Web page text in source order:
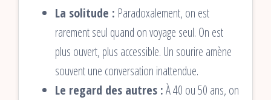
La solitude : Paradoxalement, on est
rarement seul quand on voyage seul. On est
plus ouvert, plus accessible. Un sourire amène
souvent une conversation inattendue.
Le regard des autres :À 40 ou 50 ans, on